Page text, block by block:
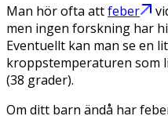
Man hör ofta attfeber
men ingen forskning har
Eventuellt kan man se en
kroppstemperaturen som
(38 grader).
Om ditt barn ändå har